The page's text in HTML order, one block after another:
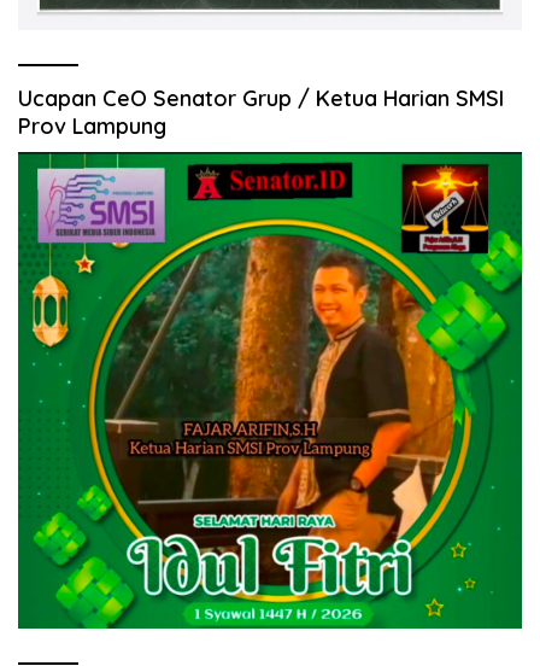
Ucapan CeO Senator Grup / Ketua Harian SMSI
Prov Lampung